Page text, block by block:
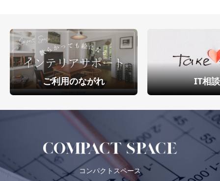
ご利用のながれ IT相
コンパクトスペース